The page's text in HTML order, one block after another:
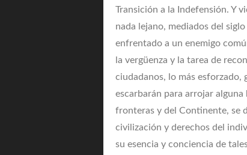
Transición a la Indefensión. Y
nada lejano, mediados del
enfrentado a un enemigo
la vergüenza y la tarea de
ciudadanos, lo más esforzado,
escarbarán para arrojar
fronteras y del Continente, se
civilización y derechos del
su esencia y conciencia de